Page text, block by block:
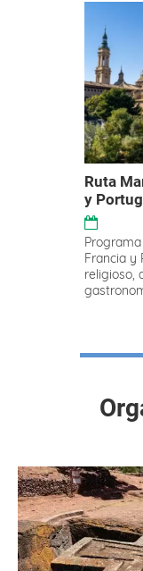
Ruta
y
Francia y
religioso,